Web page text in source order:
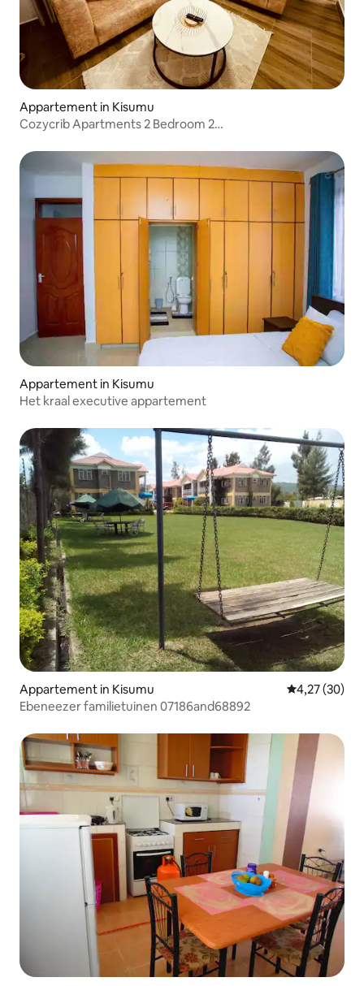
Appartement in Kisumu
Cozycrib Apartments 2 Bedroom 2
Appartement in Kisumu
Het kraal executive appartement
Appartement in Kisumu Gemiddelde
4,27 (30)
Ebeneezer familietuinen 07186and68892